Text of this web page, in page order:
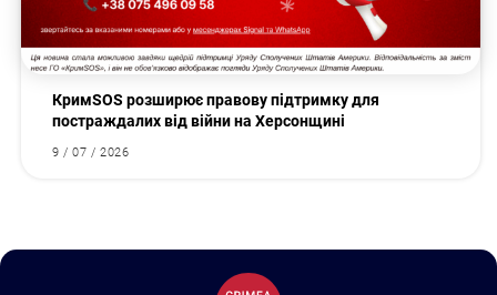
КримSOS розширює правову підтримку для
постраждалих від війни на Херсонщині
9 / 07 / 2026